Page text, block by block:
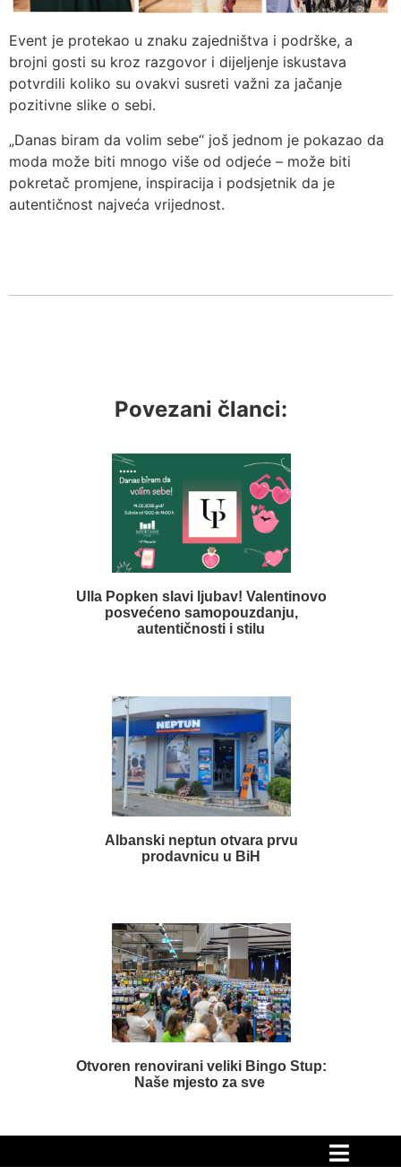
Event je protekao u znaku zajedništva i podrške, a
brojni gosti su kroz razgovor i dijeljenje iskustava
potvrdili koliko su ovakvi susreti važni za jačanje
pozitivne slike o sebi.
„Danas biram da volim sebe“ još jednom je pokazao da
moda može biti mnogo više od odjeće – može biti
pokretač promjene, inspiracija i podsjetnik da je
autentičnost najveća vrijednost.
Povezani članci:
Ulla Popken slavi ljubav! Valentinovo
posvećeno samopouzdanju,
autentičnosti i stilu
Albanski neptun otvara prvu
prodavnicu u BiH
Otvoren renovirani veliki Bingo Stup:
Naše mjesto za sve